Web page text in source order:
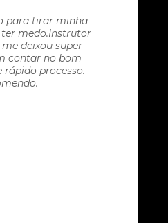
para tirar minha
medo.Instrutor
deixou super
contar no bom
processo.